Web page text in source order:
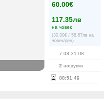
60.00€
117.35лв
на човек
(30.00€ / 58.67лв на
човек/ден)
7.08-31.08
2 нощувки
88:51 :49